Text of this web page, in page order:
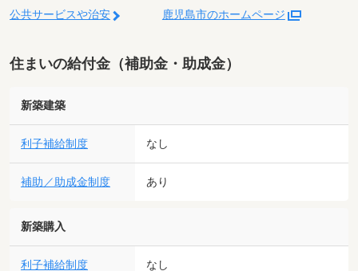
公共サービスや治安 鹿児島市のホームページ
住まいの給付金（補助金・助成金）
新築建築
利子補給制度 なし
補助／助成金制度 あり
新築購入
利子補給制度 なし